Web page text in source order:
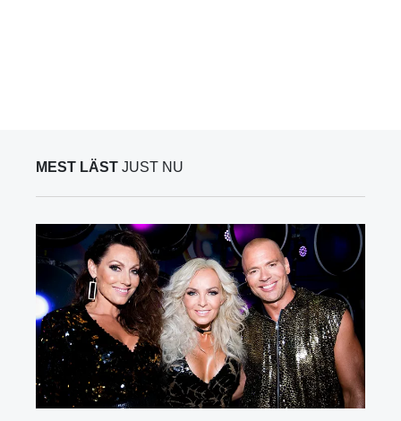
MEST LÄST JUST NU